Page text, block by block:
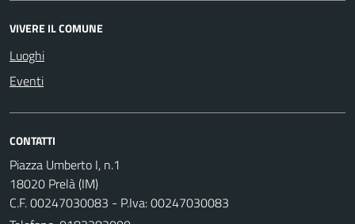
VIVERE IL COMUNE
Luoghi
Eventi
CONTATTI
Piazza Umberto I, n.1
18020 Prelà (IM)
C.F. 00247030083 - P.Iva: 00247030083